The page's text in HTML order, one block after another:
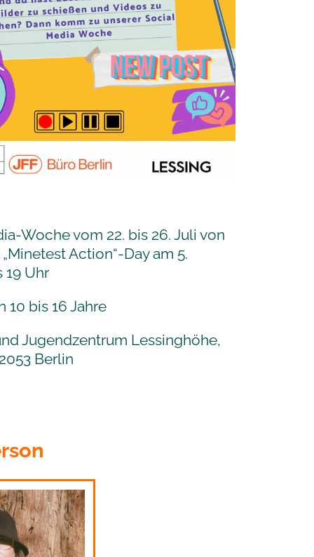
Woche vom 22. bis 26. Juli von
Action“-Day am 5.
19 Uhr
10 bis 16 Jahre
Jugendzentrum Lessinghöhe,
Berlin